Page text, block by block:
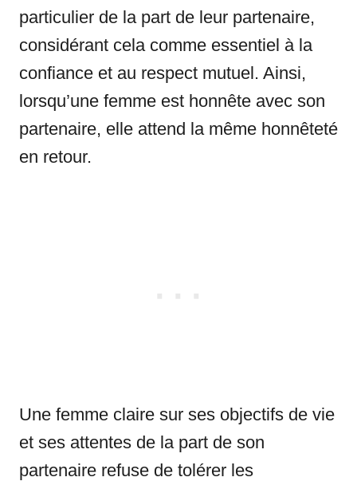
particulier de la part de leur partenaire,
considérant cela comme essentiel à la
confiance et au respect mutuel. Ainsi,
lorsqu’une femme est honnête avec son
partenaire, elle attend la même honnêteté
en retour.
Une femme claire sur ses objectifs de vie
et ses attentes de la part de son
partenaire refuse de tolérer les